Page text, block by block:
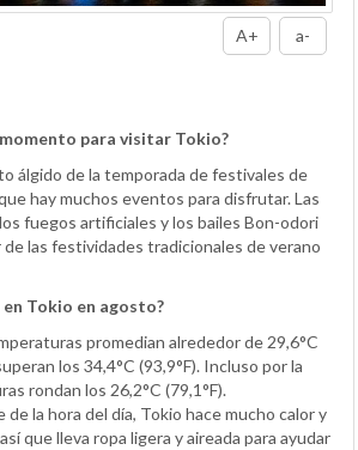
A+ a-
para visitar Tokio?
álgido de la temporada de festivales de
hay muchos eventos para disfrutar. Las
fuegos artificiales y los bailes Bon-odori
las festividades tradicionales de verano
Tokio en agosto?
promedian alrededor de 29,6°C
los 34,4°C (93,9°F). Incluso por la
rondan los 26,2°C (79,1°F).
la hora del día, Tokio hace mucho calor y
que lleva ropa ligera y aireada para ayudar